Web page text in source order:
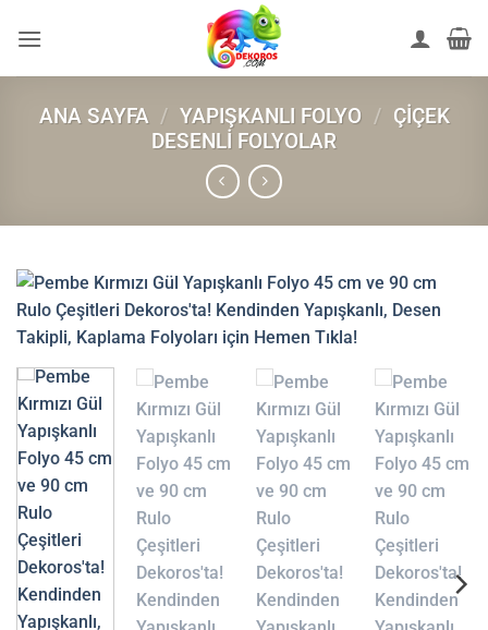
atla
ANA SAYFA / YAPIŞKANLI FOLYO / ÇIÇEK
DESENLI FOLYOLAR